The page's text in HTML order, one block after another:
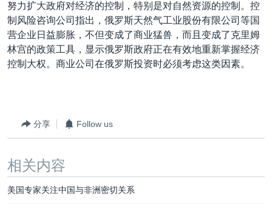
努力扩大政府对经济的控制，特别是对自然资源的控制。控
制风险咨询公司指出，俄罗斯天然气工业股份有限公司等国
营企业日益膨胀，不但变成了商业猛兽，而且变成了克里姆
林宫的政策工具，显示俄罗斯政府正在有效地重新掌握经济
控制大权。商业公司在俄罗斯投资时必须考虑这类因素。
分享 Follow us
相关内容
美国专家关注中国与非洲密切关系